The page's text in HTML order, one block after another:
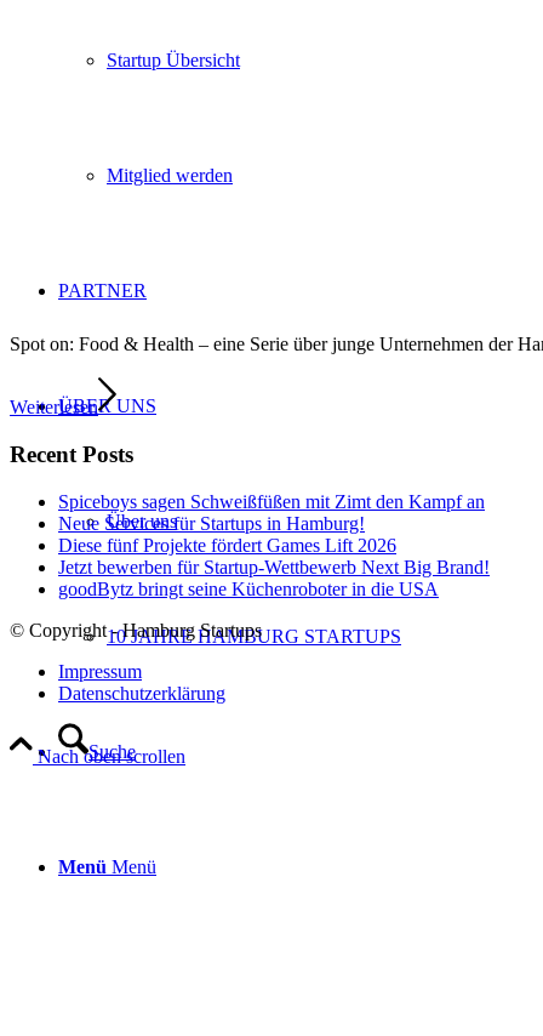
Startup Übersicht
Mitglied werden
PARTNER
ÜBER UNS
Über uns
10 JAHRE HAMBURG STARTUPS
Suche
Menü Menü
Spot on: Food & Health – eine Serie über junge Unternehmen der
Weiterlesen
Recent Posts
Spiceboys sagen Schweißfüßen mit Zimt den Kampf an
Neue Services für Startups in Hamburg!
Diese fünf Projekte fördert Games Lift 2026
Jetzt bewerben für Startup-Wettbewerb Next Big Brand!
goodBytz bringt seine Küchenroboter in die USA
© Copyright - Hamburg Startups
Impressum
Datenschutzerklärung
Nach oben scrollen